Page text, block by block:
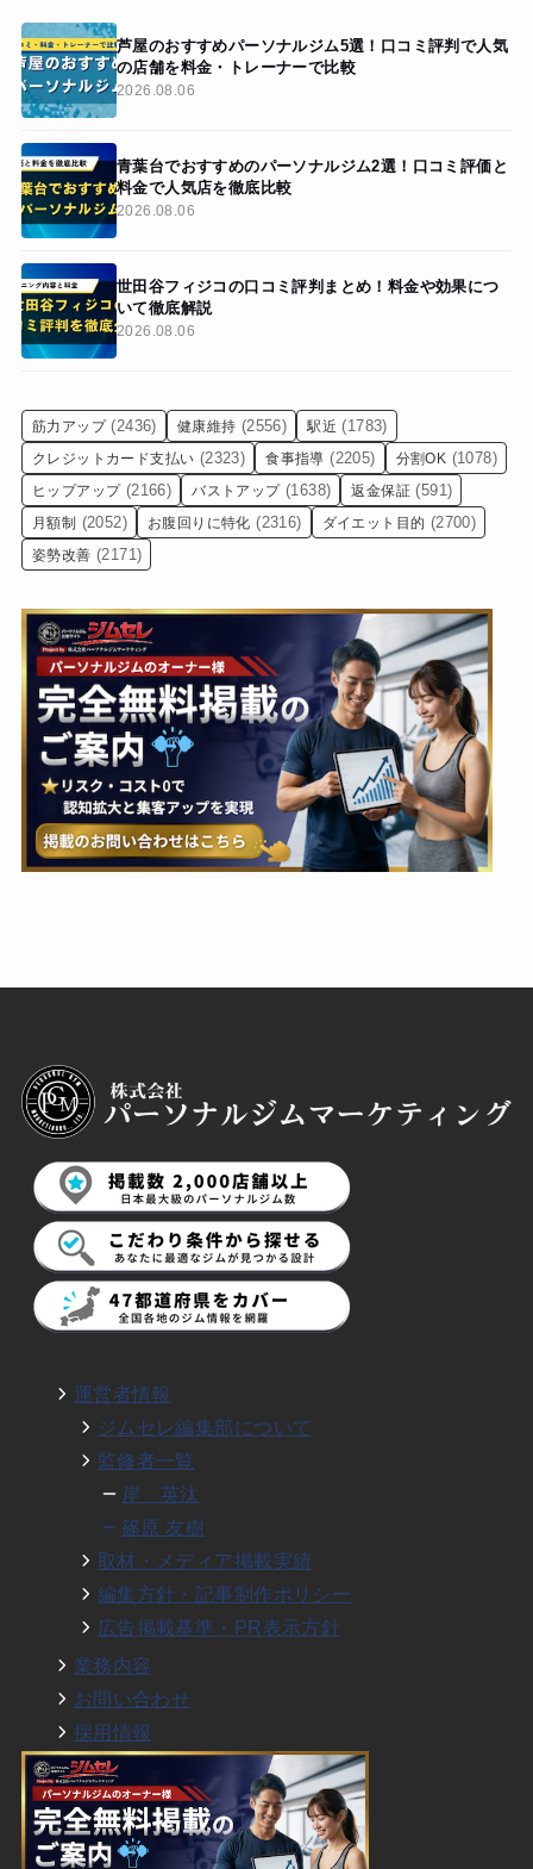
芦屋のおすすめパーソナルジム5選！口コミ評判で人気
の店舗を料金・トレーナーで比較
2026.08.06
青葉台でおすすめのパーソナルジム2選！口コミ評価と
料金で人気店を徹底比較
2026.08.06
世田谷フィジコの口コミ評判まとめ！料金や効果につ
いて徹底解説
2026.08.06
筋力アップ (2436) 健康維持 (2556) 駅近 (1783)
クレジットカード支払い (2323) 食事指導 (2205) 分割OK (1078)
ヒップアップ (2166) バストアップ (1638) 返金保証 (591)
月額制 (2052) お腹回りに特化 (2316) ダイエット目的 (2700)
姿勢改善 (2171)
運営者情報
ジムセレ編集部について
監修者一覧
岸 英汰
篠原 友樹
取材・メディア掲載実績
編集方針・記事制作ポリシー
広告掲載基準・PR表示方針
業務内容
お問い合わせ
採用情報